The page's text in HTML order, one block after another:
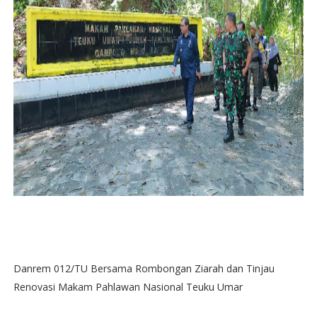
Danrem 012/TU Bersama Rombongan Ziarah dan Tinjau
Renovasi Makam Pahlawan Nasional Teuku Umar